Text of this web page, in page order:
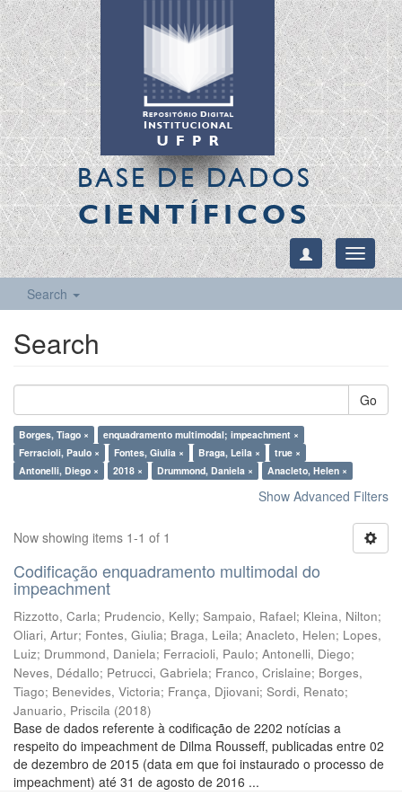
BASE DE DADOS
CIENTÍFICOS
Toggle
Search
Search
Go
Borges, Tiago ×
enquadramento multimodal; impeachment ×
Ferracioli, Paulo ×
Fontes, Giulia × Braga, Leila ×
true ×
Antonelli, Diego ×
2018 × Drummond, Daniela × Anacleto, Helen ×
Show Advanced Filters
Now showing items 1-1 of 1
Codificação enquadramento multimodal do
impeachment
Rizzotto, Carla; Prudencio, Kelly; Sampaio, Rafael; Kleina, Nilton;
Oliari, Artur; Fontes, Giulia; Braga, Leila; Anacleto, Helen; Lopes,
Luiz; Drummond, Daniela; Ferracioli, Paulo; Antonelli, Diego;
Neves, Dédallo; Petrucci, Gabriela; Franco, Crislaine; Borges,
Tiago; Benevides, Victoria; França, Djiovani; Sordi, Renato;
Januario, Priscila (2018)
Base de dados referente à codificação de 2202 notícias a
respeito do impeachment de Dilma Rousseff, publicadas entre 02
de dezembro de 2015 (data em que foi instaurado o processo de
impeachment) até 31 de agosto de 2016 ...